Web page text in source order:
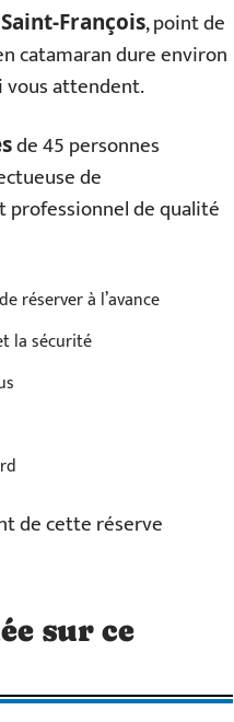
François, point de
catamaran dure environ
vous attendent.
de 45 personnes
de
de qualité
réserver à l’avance
la sécurité
de cette réserve
sur ce